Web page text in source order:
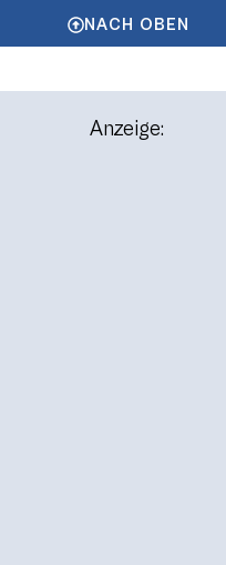
NACH OBEN
Anzeige: